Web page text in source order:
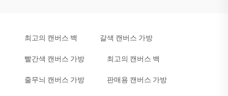
최고의 캔버스 백 갈색 캔버스 가방
빨간색 캔버스 가방 최고의 캔버스 백
줄무늬 캔버스 가방 판매용 캔버스 가방